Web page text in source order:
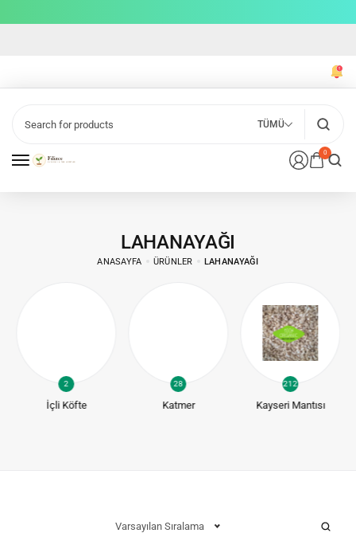
0
TÜMÜ
LAHANAYAĞI
ANASAYFA ÜRÜNLER LAHANAYAĞI
2
İçli Köfte
28
Katmer
212
Kayseri Mantısı
Varsayılan Sıralama